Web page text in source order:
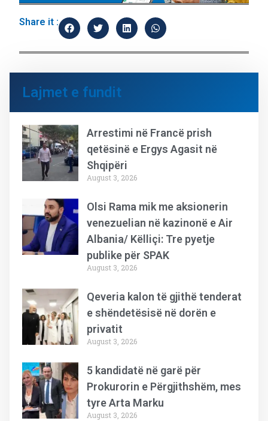
Share it :
Lajmet e fundit
Arrestimi në Francë prish
qetësinë e Ergys Agasit në
Shqipëri
August 3, 2026
Olsi Rama mik me aksionerin
venezuelian në kazinonë e Air
Albania/ Këlliçi: Tre pyetje
publike për SPAK
August 3, 2026
Qeveria kalon të gjithë tenderat
e shëndetësisë në dorën e
privatit
August 3, 2026
5 kandidatë në garë për
Prokurorin e Përgjithshëm, mes
tyre Arta Marku
August 3, 2026